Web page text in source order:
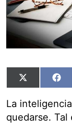
Compartir
en
X
en
La
quedarse.